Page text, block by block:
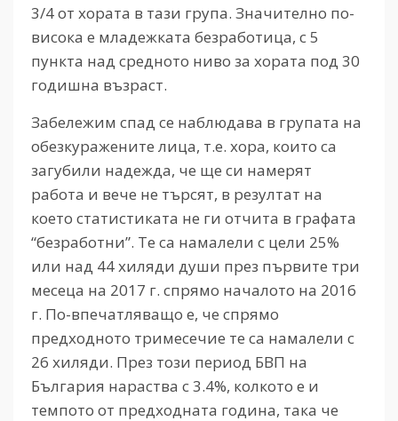
3/4 от хората в тази група. Значително по-
висока е младежката безработица, с 5
пункта над средното ниво за хората под 30
годишна възраст.
Забележим спад се наблюдава в групата на
обезкуражените лица, т.е. хора, които са
загубили надежда, че ще си намерят
работа и вече не търсят, в резултат на
което статистиката не ги отчита в графата
“безработни”. Те са намалели с цели 25%
или над 44 хиляди души през първите три
месеца на 2017 г. спрямо началото на 2016
г. По-впечатляващо е, че спрямо
предходното тримесечие те са намалели с
26 хиляди. През този период БВП на
България нараства с 3.4%, колкото е и
темпото от предходната година, така че